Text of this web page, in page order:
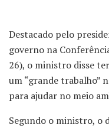
Destacado pelo
governo na
26), o ministro disse
um “grande trabalho”
para ajudar no meio
Segundo o ministro, o